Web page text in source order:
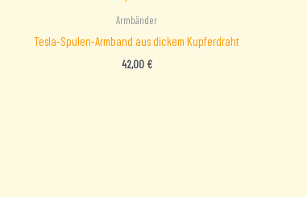
Armbänder
Tesla-Spulen-Armband aus dickem Kupferdraht
42,00 €